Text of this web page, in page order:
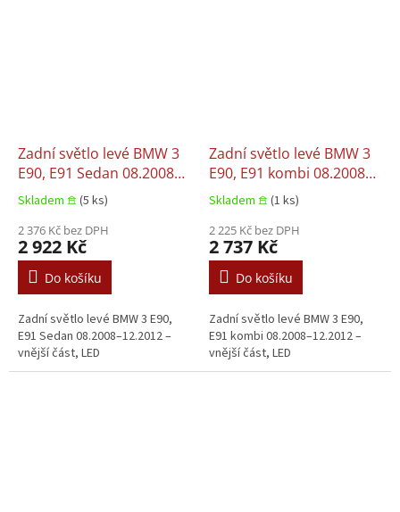
Zadní světlo levé BMW 3
E90, E91 Sedan 08.2008–
12.2012
Skladem 𖠿 (5 ks)
2 376 Kč bez DPH
2 922 Kč
Do košíku
Zadní světlo levé BMW 3 E90,
E91 Sedan 08.2008–12.2012 –
vnější část, LED
Zadní světlo levé BMW 3
E90, E91 kombi 08.2008–
12.2012
Skladem 𖠿 (1 ks)
2 225 Kč bez DPH
2 737 Kč
Do košíku
Zadní světlo levé BMW 3 E90,
E91 kombi 08.2008–12.2012 –
vnější část, LED